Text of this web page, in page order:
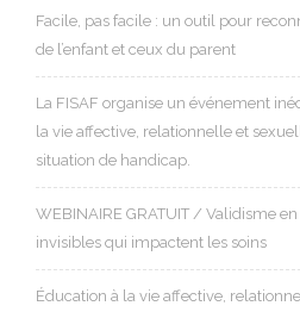
Facile, pas facile : un outil pour
de l’enfant et ceux du parent
La FISAF organise un événement
la vie affective, relationnelle et
situation de handicap.
WEBINAIRE GRATUIT / Validisme
invisibles qui impactent les soins
Éducation à la vie affective,